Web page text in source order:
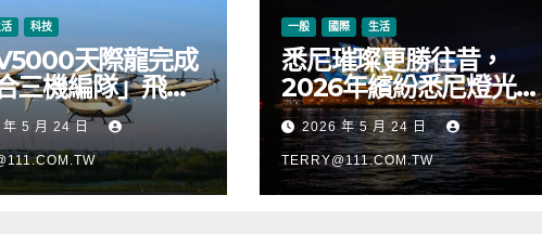
科技
天際龍完成
三機編隊」飛
式進入適航取證
5 月 24 日
一般 國際 生活
悉尼璀璨更勝往昔，
2026年繽紛悉尼燈光音
樂節絢麗啟幕
2026 年 5 月 24 日
TERRY@111.COM.TW